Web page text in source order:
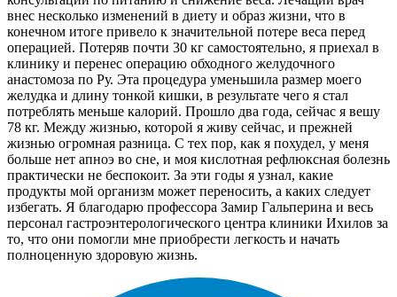
внес несколько изменений в диету и образ жизни, что в
конечном итоге привело к значительной потере веса перед
операцией. Потеряв почти 30 кг самостоятельно, я приехал в
клинику и перенес операцию обходного желудочного
анастомоза по Ру. Эта процедура уменьшила размер моего
желудка и длину тонкой кишки, в результате чего я стал
потреблять меньше калорий. Прошло два года, сейчас я вешу
78 кг. Между жизнью, которой я живу сейчас, и прежней
жизнью огромная разница. С тех пор, как я похудел, у меня
больше нет апноэ во сне, и моя кислотная рефлюксная болезнь
практически не беспокоит. За эти годы я узнал, какие
продукты мой организм может переносить, а каких следует
избегать. Я благодарю профессора Замир Гальперина и весь
персонал гастроэнтерологического центра клиники Ихилов за
то, что они помогли мне приобрести легкость и начать
полноценную здоровую жизнь.